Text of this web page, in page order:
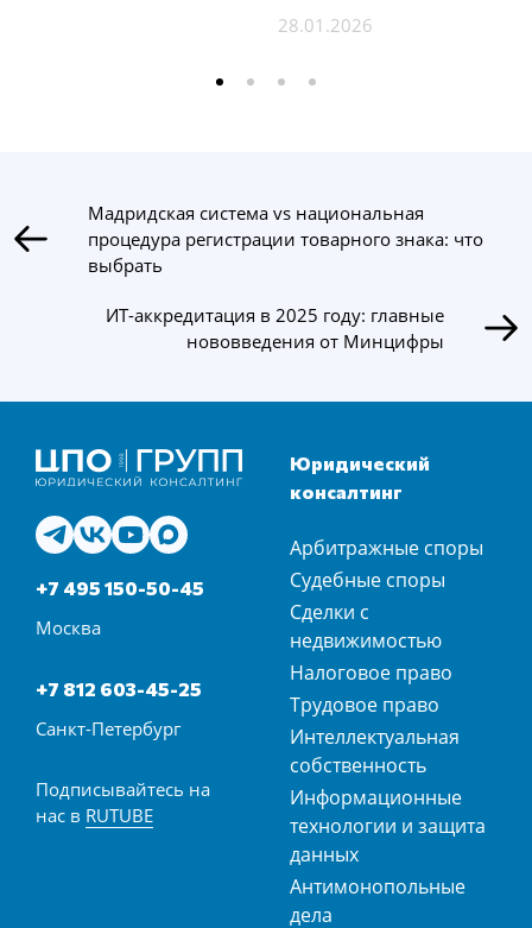
28.01.2026
Мадридская система vs национальная
процедура регистрации товарного знака: что
выбрать
ИТ-аккредитация в 2025 году: главные
нововведения от Минцифры
+7 495 150-50-45
Москва
+7 812 603-45-25
Санкт-Петербург
Подписывайтесь на
нас в RUTUBE
Юридический
консалтинг
Арбитражные споры
Судебные споры
Сделки с
недвижимостью
Налоговое право
Трудовое право
Интеллектуальная
собственность
Информационные
технологии и защита
данных
Антимонопольные
дела